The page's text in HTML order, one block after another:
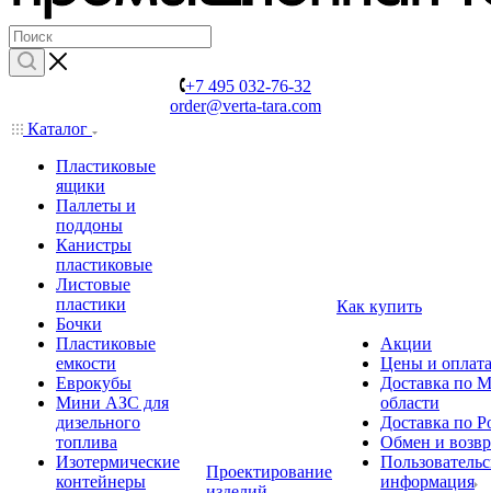
+7 495 032-76-32
order@verta-tara.com
Каталог
Пластиковые
ящики
Паллеты и
поддоны
Канистры
пластиковые
Листовые
пластики
Бочки
Пластиковые
емкости
Еврокубы
Мини АЗС для
дизельного
топлива
Изотермические
контейнеры
Проектирование
Как купить
Акции
Цены и оплата
Доставка по
области
Доставка по
Обмен и
информация